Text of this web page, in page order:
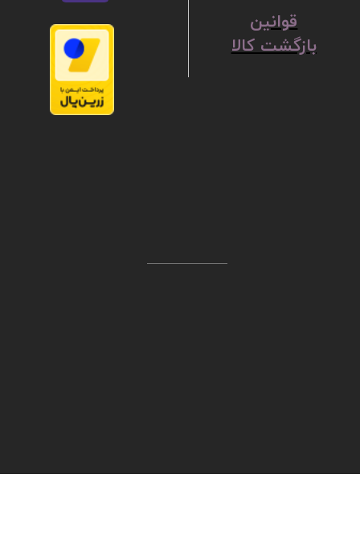
ق​​​​​​​وانین
بازگشت کالا